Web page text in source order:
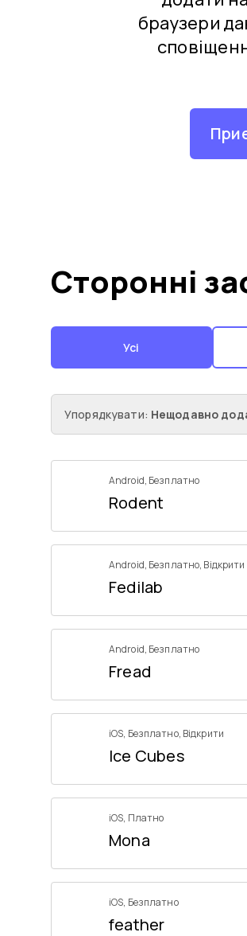
браузери
Сторонні
Усі
Упорядкувати: Нещодавно
Android, Безплатно
Rodent
Android, Безплатно, Відкрити
Fedilab
Android, Безплатно
Fread
iOS, Безплатно, Відкрити
Ice Cubes
iOS, Платно
Mona
iOS, Безплатно
feather